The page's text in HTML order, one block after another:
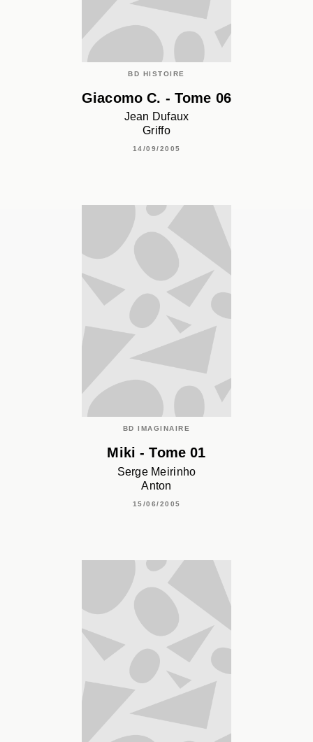
BD HISTOIRE
Giacomo C. - Tome 06
Jean Dufaux
Griffo
14/09/2005
BD IMAGINAIRE
Miki - Tome 01
Serge Meirinho
Anton
15/06/2005